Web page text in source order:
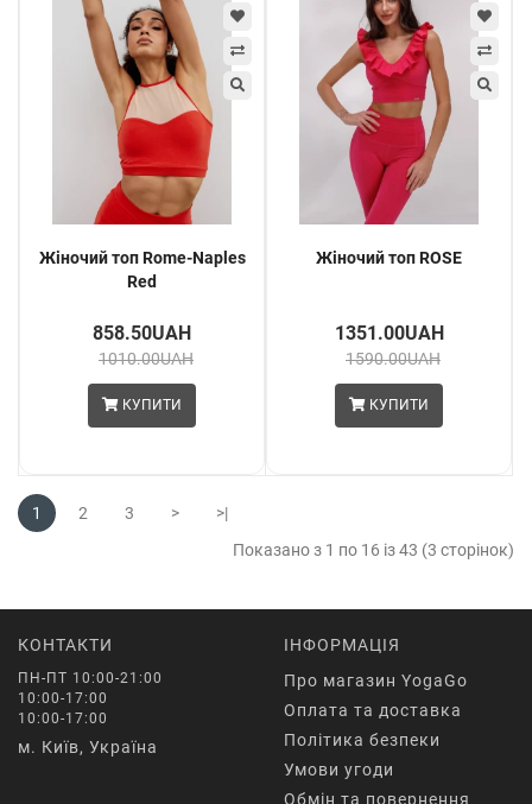
Жіночий топ Rome-Naples
Red
858.50UAH
1010.00UAH
КУПИТИ
Жіночий топ ROSE
1351.00UAH
1590.00UAH
КУПИТИ
1 2 3 >
>|
Показано з 1 по 16 із 43 (3 сторінок)
КОНТАКТИ
ПН-ПТ 10:00-21:00
10:00-17:00
10:00-17:00
м. Київ, Україна
ІНФОРМАЦІЯ
Про магазин YogaGo
Оплата та доставка
Політика безпеки
Умови угоди
Обмін та повернення